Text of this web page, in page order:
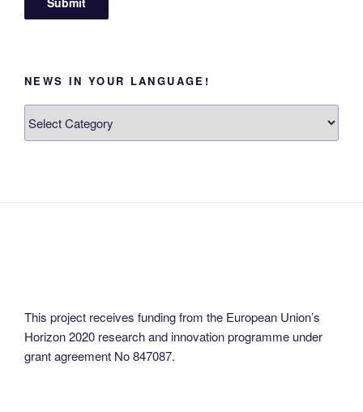
NEWS IN YOUR LANGUAGE!
in
This project receives funding from the European Union’s
Horizon 2020 research and innovation programme under
grant agreement No 847087.